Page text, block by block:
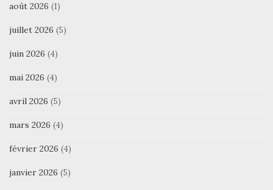
août 2026 (1)
juillet 2026 (5)
juin 2026 (4)
mai 2026 (4)
avril 2026 (5)
mars 2026 (4)
février 2026 (4)
janvier 2026 (5)